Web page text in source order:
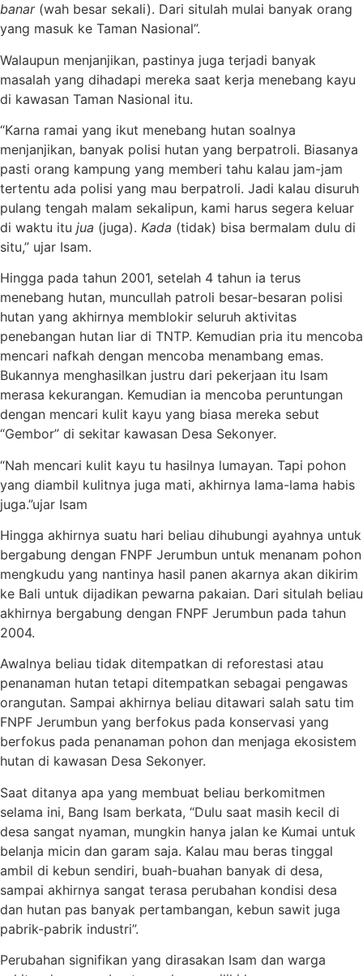
banar(wah besar sekali). Dari situlah mulai banyak orang
yang masuk ke Taman Nasional”.
Walaupun menjanjikan, pastinya juga terjadi banyak
masalah yang dihadapi mereka saat kerja menebang kayu
di kawasan Taman Nasional itu.
“Karna ramai yang ikut menebang hutan soalnya
menjanjikan, banyak polisi hutan yang berpatroli. Biasanya
pasti orang kampung yang memberi tahu kalau jam-jam
tertentu ada polisi yang mau berpatroli. Jadi kalau disuruh
pulang tengah malam sekalipun, kami harus segera keluar
di waktu itu jua (juga). Kada (tidak) bisa bermalam dulu di
situ,” ujar Isam.
Hingga pada tahun 2001, setelah 4 tahun ia terus
menebang hutan, muncullah patroli besar-besaran polisi
hutan yang akhirnya memblokir seluruh aktivitas
penebangan hutan liar di TNTP. Kemudian pria itu mencoba
mencari nafkah dengan mencoba menambang emas.
Bukannya menghasilkan justru dari pekerjaan itu Isam
merasa kekurangan. Kemudian ia mencoba peruntungan
dengan mencari kulit kayu yang biasa mereka sebut
“Gembor” di sekitar kawasan Desa Sekonyer.
“Nah mencari kulit kayu tu hasilnya lumayan. Tapi pohon
yang diambil kulitnya juga mati, akhirnya lama-lama habis
juga.”ujar Isam
Hingga akhirnya suatu hari beliau dihubungi ayahnya untuk
bergabung dengan FNPF Jerumbun untuk menanam pohon
mengkudu yang nantinya hasil panen akarnya akan dikirim
ke Bali untuk dijadikan pewarna pakaian. Dari situlah beliau
akhirnya bergabung dengan FNPF Jerumbun pada tahun
2004.
Awalnya beliau tidak ditempatkan di reforestasi atau
penanaman hutan tetapi ditempatkan sebagai pengawas
orangutan. Sampai akhirnya beliau ditawari salah satu tim
FNPF Jerumbun yang berfokus pada konservasi yang
berfokus pada penanaman pohon dan menjaga ekosistem
hutan di kawasan Desa Sekonyer.
Saat ditanya apa yang membuat beliau berkomitmen
selama ini, Bang Isam berkata, “Dulu saat masih kecil di
desa sangat nyaman, mungkin hanya jalan ke Kumai untuk
belanja micin dan garam saja. Kalau mau beras tinggal
ambil di kebun sendiri, buah-buahan banyak di desa,
sampai akhirnya sangat terasa perubahan kondisi desa
dan hutan pas banyak pertambangan, kebun sawit juga
pabrik-pabrik industri”.
Perubahan signifikan yang dirasakan Isam dan warga